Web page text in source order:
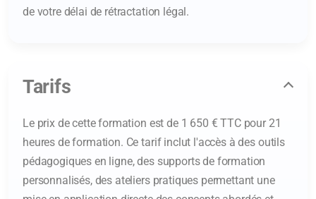
de votre délai de rétractation légal.
Tarifs
Le prix de cette formation est de 1 650 € TTC pour 21
heures de formation. Ce tarif inclut l'accès à des outils
pédagogiques en ligne, des supports de formation
personnalisés, des ateliers pratiques permettant une